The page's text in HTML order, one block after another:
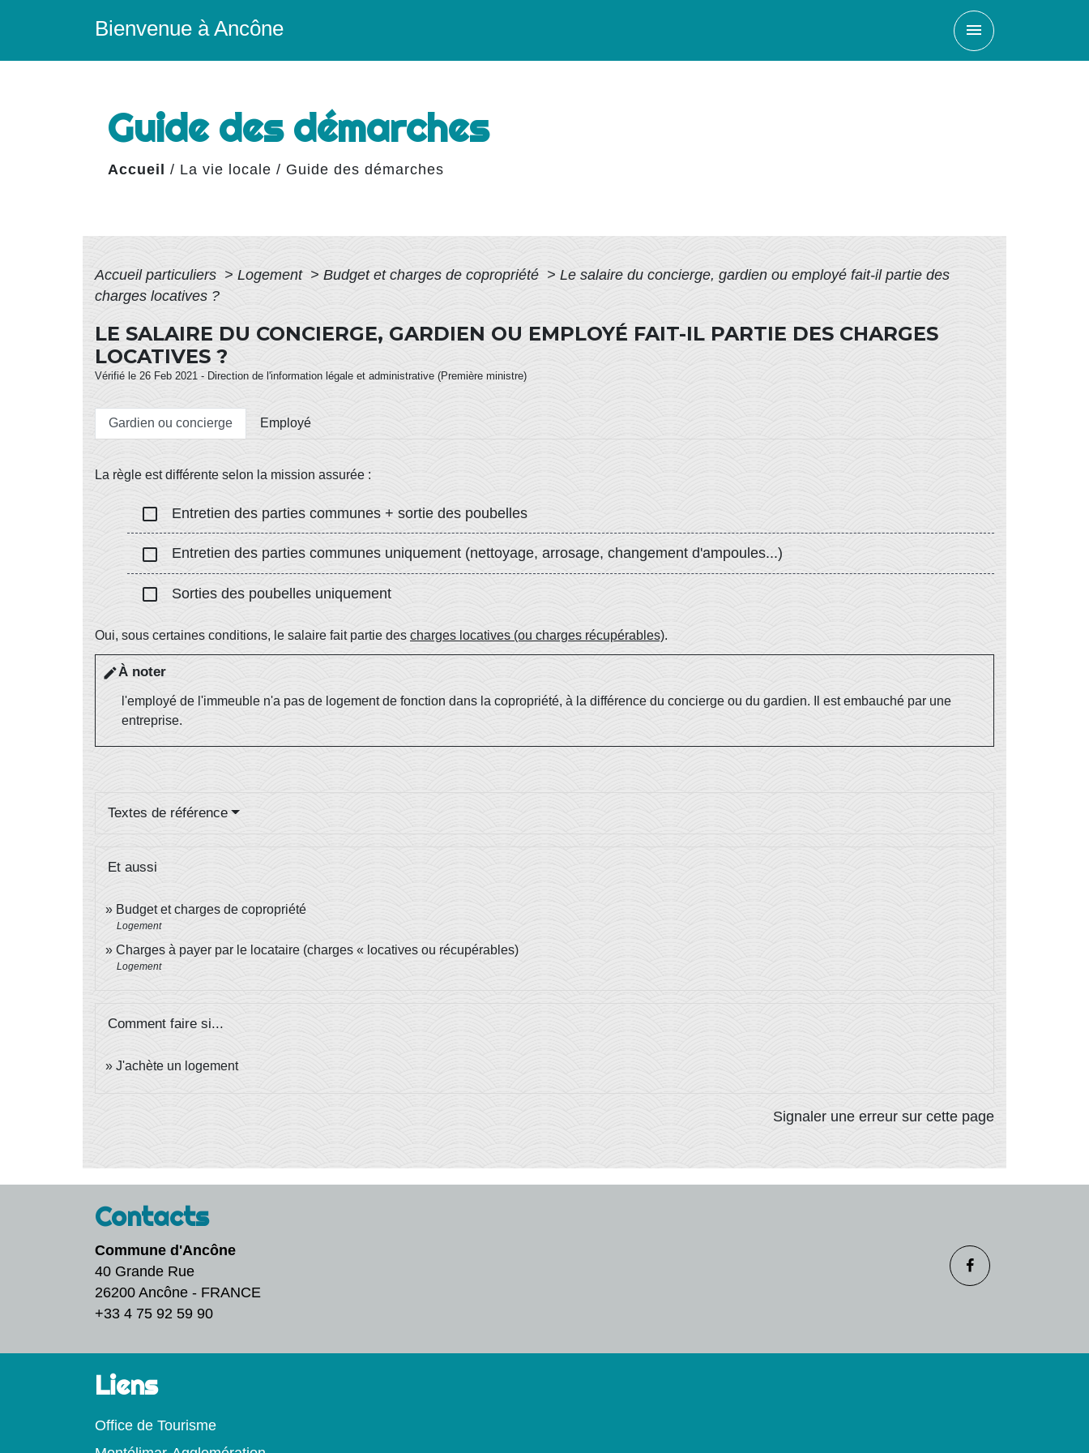
Bienvenue à Ancône menu
Guide des démarches
Accueil / La vie locale / Guide des démarches
Accueil particuliers > Logement > Budget et charges de copropriété > Le salaire du concierge, gardien ou employé fait-il partie des
charges locatives ?
LE SALAIRE DU CONCIERGE, GARDIEN OU EMPLOYÉ FAIT-IL PARTIE DES CHARGES
LOCATIVES ?
Vérifié le 26 Feb 2021 - Direction de l'information légale et administrative (Première ministre)
Gardien ou concierge Employé
La règle est différente selon la mission assurée :
check_box_outline_blank Entretien des parties communes + sortie des poubelles
check_box_outline_blank Entretien des parties communes uniquement (nettoyage, arrosage, changement d'ampoules...)
check_box_outline_blank Sorties des poubelles uniquement
Oui, sous certaines conditions, le salaire fait partie des charges locatives (ou charges récupérables).
editÀ noter
l'employé de l'immeuble n'a pas de logement de fonction dans la copropriété, à la différence du concierge ou du gardien. Il est embauché par une
entreprise.
Textes de référence
Et aussi
Budget et charges de copropriété
Logement
Charges à payer par le locataire (charges « locatives ou récupérables)
Logement
Comment faire si...
J'achète un logement
Signaler une erreur sur cette page
Contacts
Commune d'Ancône
40 Grande Rue
26200 Ancône - FRANCE
+33 4 75 92 59 90
Liens
Office de Tourisme